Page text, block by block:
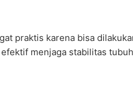
praktis karena bisa
efektif menjaga stabilitas